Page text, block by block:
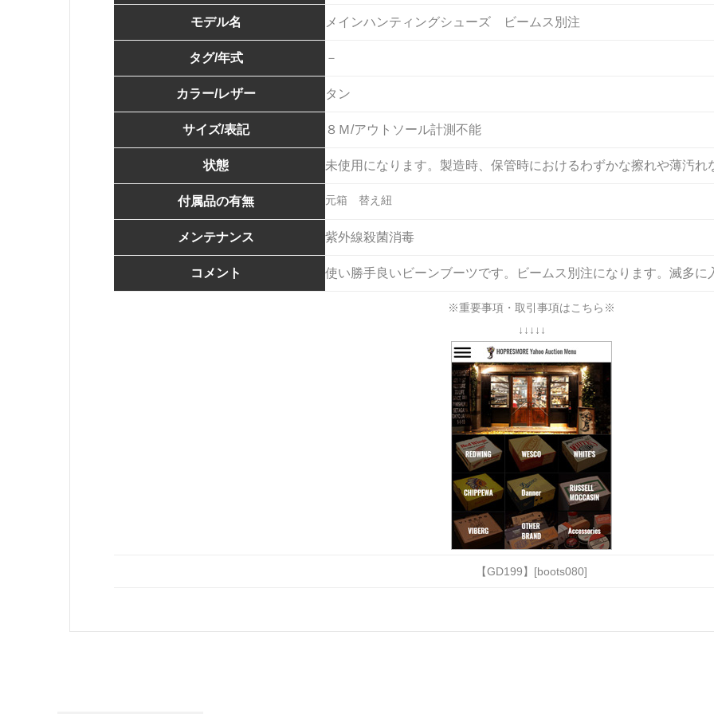
モデル名 メインハンティングシューズ ビームス別注
タグ/年式 －
カラー/レザー タン
サイズ/表記 ８Ｍ/アウトソール計測不能
状態 未使用になります。製造時、保管時におけるわずかな擦れや薄汚れ
付属品の有無 元箱 替え紐
メンテナンス 紫外線殺菌消毒
コメント 使い勝手良いビーンブーツです。ビームス別注になります。滅多に
※重要事項・取引事項はこちら※
↓↓↓↓↓
【GD199】[boots080]